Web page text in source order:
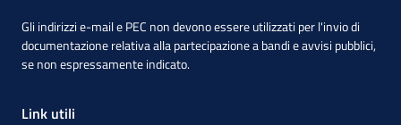
Gli indirizzi e-mail e PEC non devono essere utilizzati per l'invio di
documentazione relativa alla partecipazione a bandi e avvisi pubblici,
se non espressamente indicato.
Link utili